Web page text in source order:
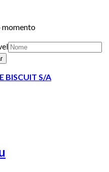
momento
BISCUIT S/A